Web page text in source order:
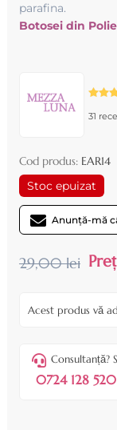
parafina.
Botosei din
31
Cod produs: EAR14
Stoc epuizat
Anunță-mă
29,00 lei
Acest produs vă
Consultanță?
0724 128 520